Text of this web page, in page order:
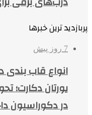
پربازدید ترین خبرها
7 روز پیش
انواع قاب بندی
یورتان دکارت؛
در دکوراسیون